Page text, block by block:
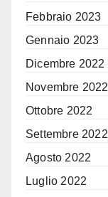
Febbraio 2023
Gennaio 2023
Dicembre 2022
Novembre 2022
Ottobre 2022
Settembre 2022
Agosto 2022
Luglio 2022